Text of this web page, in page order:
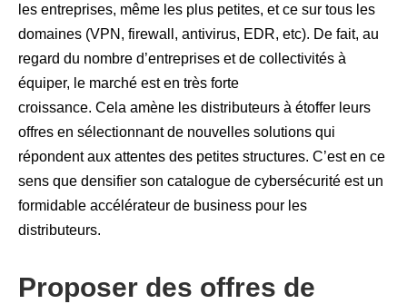
les entreprises, même les plus petites, et ce sur tous les
domaines (VPN, firewall, antivirus, EDR, etc). De fait, au
regard du nombre d’entreprises et de collectivités à
équiper, le marché est en très forte
croissance. Cela amène les distributeurs à étoffer leurs
offres en sélectionnant de nouvelles solutions qui
répondent aux attentes des petites structures. C’est en ce
sens que densifier son catalogue de cybersécurité est un
formidable accélérateur de business pour les
distributeurs.
Proposer des offres de